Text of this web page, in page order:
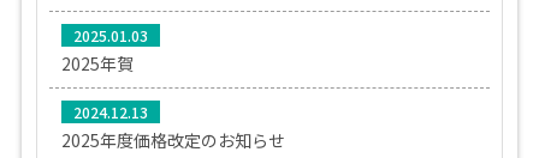
2025.01.03
2025年賀
2024.12.13
2025年度価格改定のお知らせ